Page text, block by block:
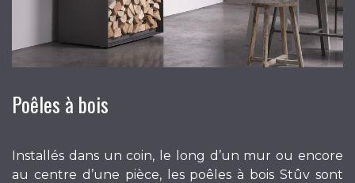
Poêles à bois
Installés dans un coin, le long d’un mur ou encore
au centre d’une pièce, les poêles à bois Stûv sont